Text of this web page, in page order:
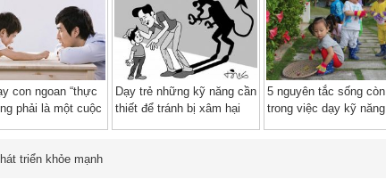
con ngoan “thực
phải là một cuộc
Dạy trẻ những kỹ năng cần
thiết để tránh bị xâm hại
5 nguyên tắc sống còn
trong việc dạy kỹ năng
triển khỏe mạnh